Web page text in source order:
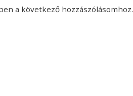
a következő hozzászólásomhoz.